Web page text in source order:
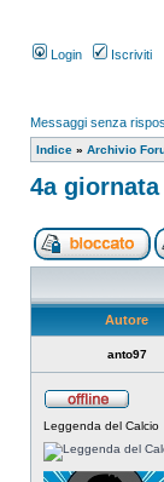
Login Iscriviti
Messaggi senza
Indice » Archivio
4a
Autore
anto97
Leggenda del Calcio